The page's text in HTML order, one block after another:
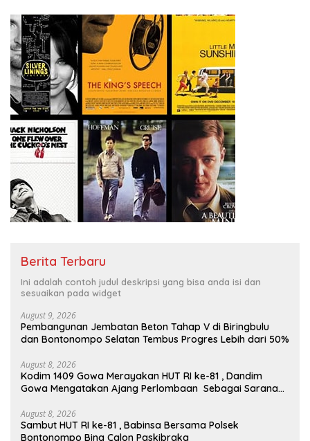
Berita Terbaru
Ini adalah contoh judul deskripsi yang bisa anda isi dan
sesuaikan pada widget
August 9, 2026
Pembangunan Jembatan Beton Tahap V di Biringbulu
dan Bontonompo Selatan Tembus Progres Lebih dari 50%
August 8, 2026
Kodim 1409 Gowa Merayakan HUT RI ke-81 , Dandim
Gowa Mengatakan Ajang Perlombaan Sebagai Sarana
August 8, 2026
Sambut HUT RI ke-81 , Babinsa Bersama Polsek